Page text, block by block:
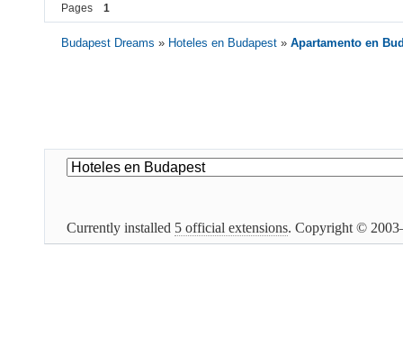
Pages 1
Budapest Dreams » Hoteles en Budapest »Apartamento en
Currently installed 5 official extensions. Copyright ©